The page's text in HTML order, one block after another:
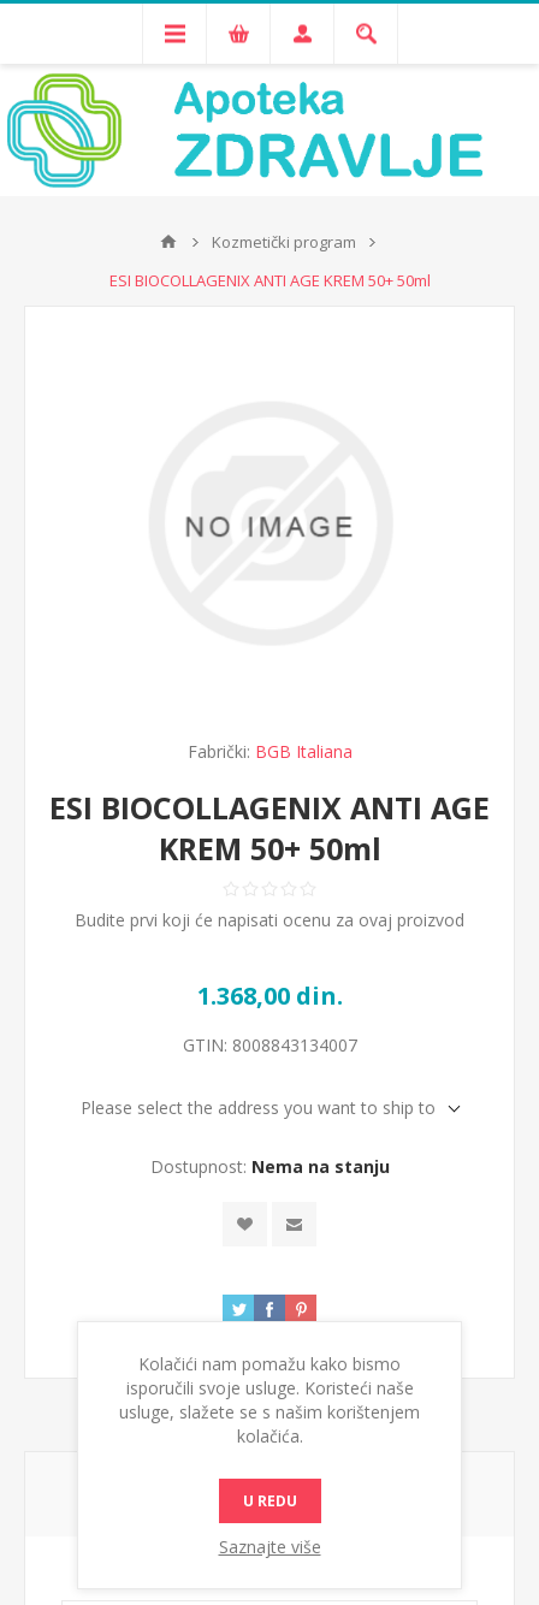
Kozmetički program
ESI BIOCOLLAGENIX ANTI AGE KREM 50+ 50ml
Fabrički: BGB Italiana
ESI BIOCOLLAGENIX ANTI AGE
KREM 50+ 50ml
Budite prvi koji će napisati ocenu za ovaj proizvod
1.368,00 din.
GTIN: 8008843134007
Please select the address you want to ship to
Dostupnost: Nema na stanju
NAPIŠITE SVOJU OCENU
Kolačići nam pomažu kako bismo
isporučili svoje usluge. Koristeći naše
usluge, slažete se s našim korištenjem
kolačića.
U REDU
Saznajte više